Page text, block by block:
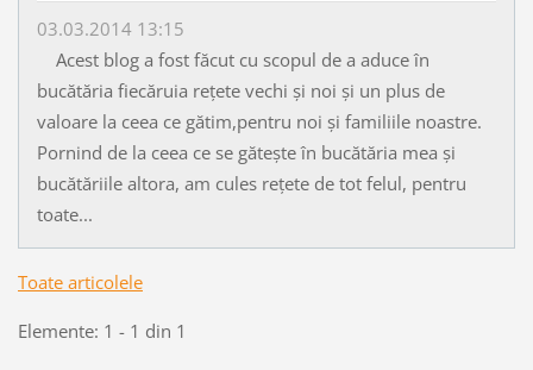
03.03.2014 13:15
Acest blog a fost făcut cu scopul de a aduce în
bucătăria fiecăruia rețete vechi și noi și un plus de
valoare la ceea ce gătim,pentru noi și familiile noastre.
Pornind de la ceea ce se gătește în bucătăria mea și
bucătăriile altora, am cules rețete de tot felul, pentru
toate...
Toate articolele
Elemente: 1 - 1 din 1